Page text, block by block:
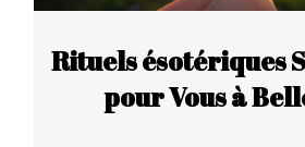
Rituels ésotériques
pour Vous à